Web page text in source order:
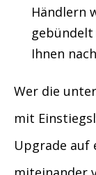
Händlern
Ihnen
Wer die
mit
Upgrade auf